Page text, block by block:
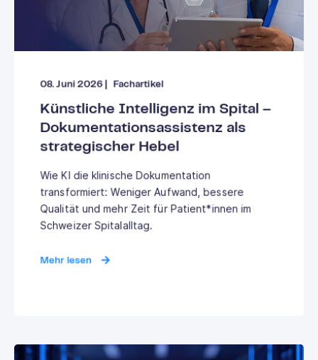
08. Juni 2026| Fachartikel
Künstliche Intelligenz im Spital –
Dokumentationsassistenz als
strategischer Hebel
Wie KI die klinische Dokumentation
transformiert: Weniger Aufwand, bessere
Qualität und mehr Zeit für Patient*innen im
Schweizer Spitalalltag.
Mehr lesen